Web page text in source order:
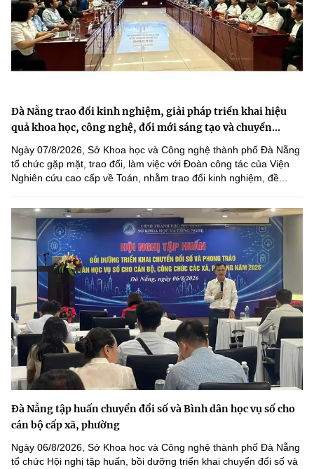
Đà Nẵng trao đổi kinh nghiệm, giải pháp triển khai hiệu
quả khoa học, công nghệ, đổi mới sáng tạo và chuyển...
Ngày 07/8/2026, Sở Khoa học và Công nghệ thành phố Đà Nẵng
tổ chức gặp mặt, trao đổi, làm việc với Đoàn công tác của Viện
Nghiên cứu cao cấp về Toán, nhằm trao đổi kinh nghiệm, đề...
Đà Nẵng tập huấn chuyển đổi số và Bình dân học vụ số cho
cán bộ cấp xã, phường
Ngày 06/8/2026, Sở Khoa học và Công nghệ thành phố Đà Nẵng
tổ chức Hội nghị tập huấn, bồi dưỡng triển khai chuyển đổi số và